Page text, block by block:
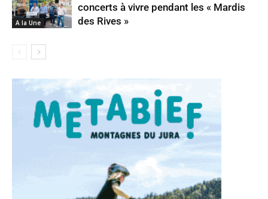
A la Une
concerts à vivre pendant les « Mardis
des Rives »